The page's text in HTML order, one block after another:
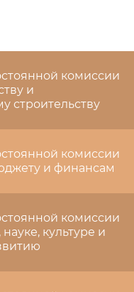
комиссии
и
строительству
комиссии
и финансам
комиссии
культуре и